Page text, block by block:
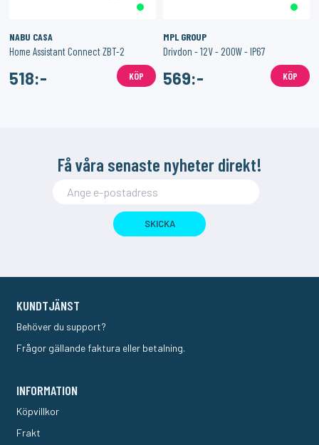
NABU CASA
Home Assistant Connect ZBT-2
518:- KÖP
MPL GROUP
Drivdon - 12V - 200W - IP67
569:- KÖP
Få våra senaste nyheter direkt!
SKICKA
KUNDTJÄNST
Behöver du support?
Frågor gällande faktura eller betalning.
INFORMATION
Köpvillkor
Frakt